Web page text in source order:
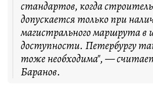
стандартов, когда
допускается только при
магистрального маршрута в
доступности. Петербургу
тоже необходима", —
Баранов.